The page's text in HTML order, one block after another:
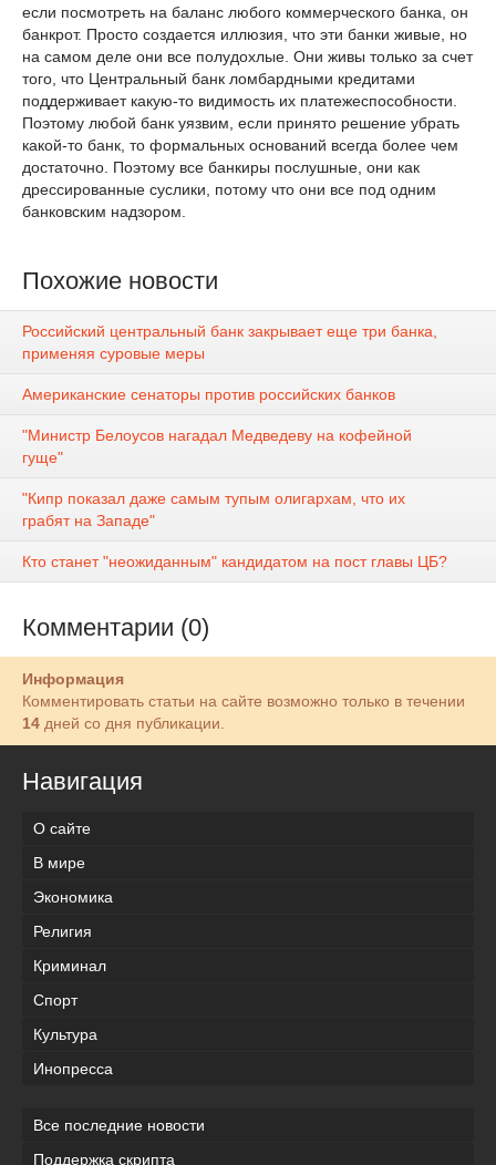
если посмотреть на баланс любого коммерческого банка, он
банкрот. Просто создается иллюзия, что эти банки живые, но
на самом деле они все полудохлые. Они живы только за счет
того, что Центральный банк ломбардными кредитами
поддерживает какую-то видимость их платежеспособности.
Поэтому любой банк уязвим, если принято решение убрать
какой-то банк, то формальных оснований всегда более чем
достаточно. Поэтому все банкиры послушные, они как
дрессированные суслики, потому что они все под одним
банковским надзором.
Похожие новости
Российский центральный банк закрывает еще три банка,
применяя суровые меры
Американские сенаторы против российских банков
"Министр Белоусов нагадал Медведеву на кофейной
гуще"
"Кипр показал даже самым тупым олигархам, что их
грабят на Западе"
Кто станет "неожиданным" кандидатом на пост главы ЦБ?
Комментарии (0)
Информация
Комментировать статьи на сайте возможно только в течении
14 дней со дня публикации.
Навигация
О сайте
В мире
Экономика
Религия
Криминал
Спорт
Культура
Инопресса
Все последние новости
Поддержка скрипта